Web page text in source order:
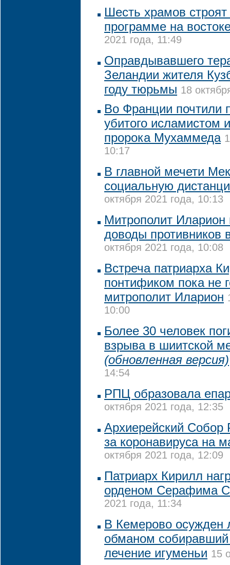
Шесть храмов строят
программе на
2021 года, 11:49
Оправдывавшего
Зеландии жителя
году тюрьмы 18
Во Франции почтили
убитого исламистом
пророка Мухаммеда
10:17
В главной мечети
социальную
октября 2021 года, 10:13
Митрополит
доводы противников
октября 2021 года, 10:08
Встреча патриарха
понтификом пока не
митрополит Иларион
10:00
Более 30 человек
взрыва в шиитской
(обновленная версия)
14:54
РПЦ образовала
октября 2021 года, 12:35
Архиерейский
за коронавируса на
октября 2021 года, 12:09
Патриарх Кирилл
орденом Серафима
2021 года, 11:34
В Кемерово осужден
обманом
лечение игуменьи 15